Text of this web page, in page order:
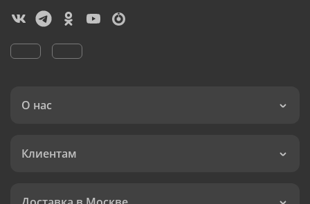
О нас
Клиентам